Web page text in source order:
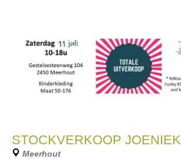
STOCKVERKOOP JOENIEK
Meerhout